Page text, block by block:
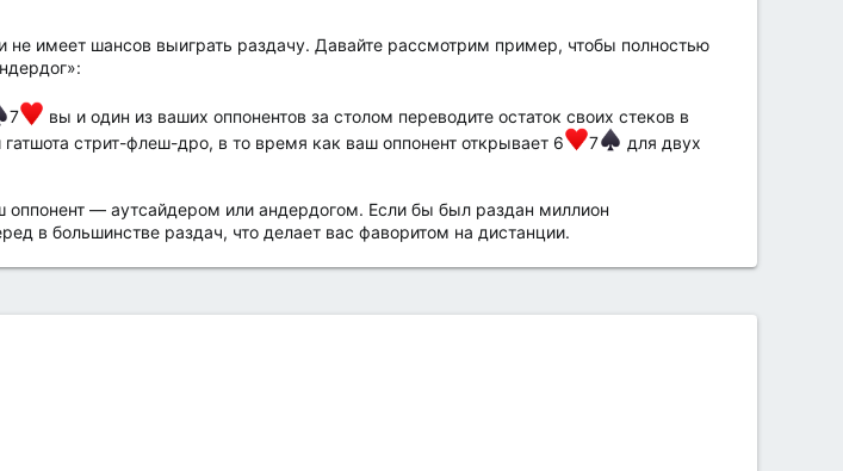
не имеет шансов выиграть раздачу. Давайте рассмотрим пример, чтобы полностью
7
вы и один из ваших оппонентов за столом переводите остаток своих стеков в
гатшота стрит-флеш-дро, в то время как ваш оппонент открывает 6 7
для двух
— аутсайдером или андердогом. Если бы был раздан миллион
в большинстве раздач, что делает вас фаворитом на дистанции.